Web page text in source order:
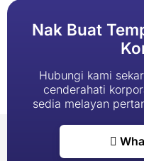
Nak Buat
Hubungi kami
cenderahati
sedia melayan